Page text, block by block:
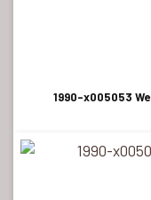
1990-x005053